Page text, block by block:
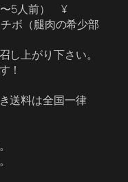
5人前） ¥
ボ（腿肉の希少部
し上がり下さい。
！
送料は全国一律